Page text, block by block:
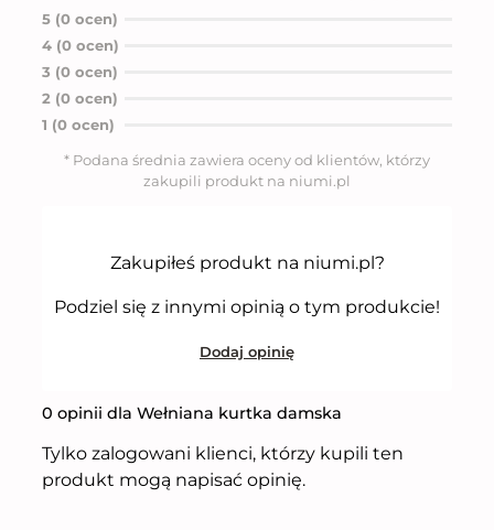
5
n
5 (0 ocen)
4 (0 ocen)
3 (0 ocen)
2 (0 ocen)
1 (0 ocen)
* Podana średnia zawiera oceny od klientów, którzy
zakupili produkt na niumi.pl
Zakupiłeś produkt na niumi.pl?
Podziel się z innymi opinią o tym produkcie!
Dodaj opinię
0 opinii dla Wełniana kurtka damska
Tylko zalogowani klienci, którzy kupili ten
produkt mogą napisać opinię.